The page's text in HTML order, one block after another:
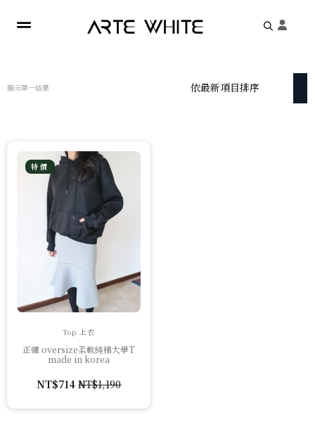
顯示單一結果
特價
Top 上衣
正韓 oversize柔軟純棉大學T
made in korea
NT$1,190
原
價
NT$714 目
價